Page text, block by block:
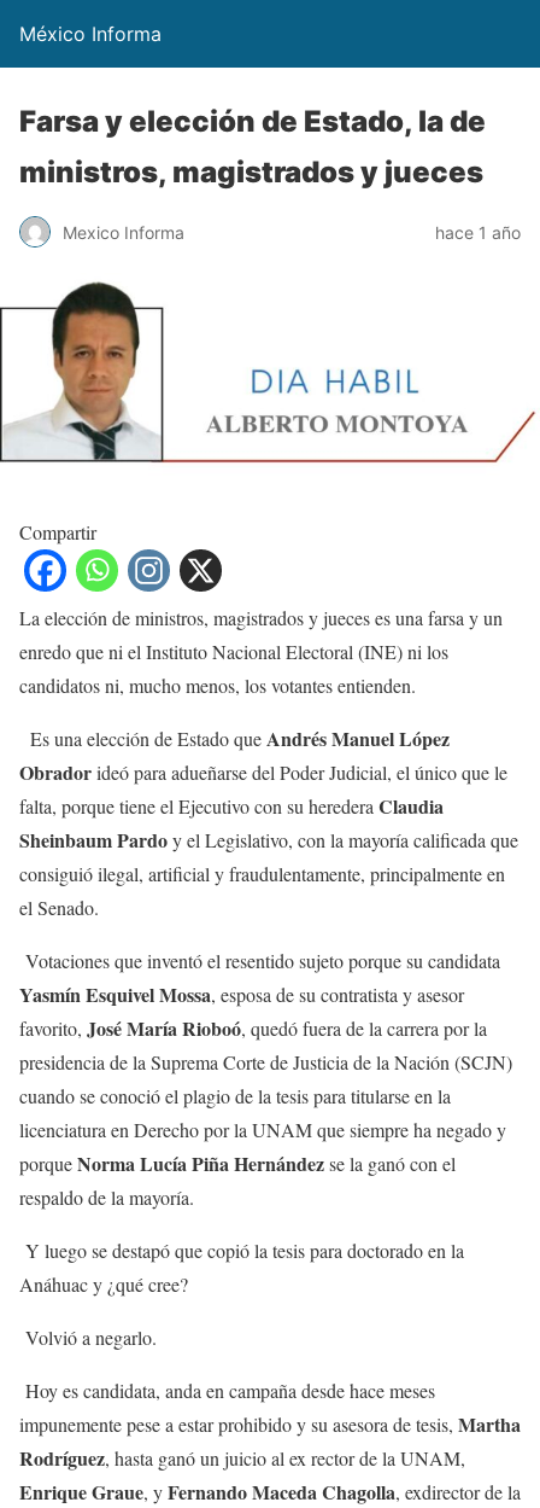
México Informa
Farsa y elección de Estado, la de
ministros, magistrados y jueces
Mexico Informa hace 1 año
Compartir
La elección de ministros, magistrados y jueces es una farsa y un
enredo que ni el Instituto Nacional Electoral (INE) ni los
candidatos ni, mucho menos, los votantes entienden.
Es una elección de Estado queAndrés Manuel López
Obradorideó para adueñarse del Poder Judicial, el único que le
falta, porque tiene el Ejecutivo con su heredera Claudia
Sheinbaum Pardoy el Legislativo, con la mayoría calificada que
consiguió ilegal, artificial y fraudulentamente, principalmente en
el Senado.
Votaciones que inventó el resentido sujeto porque su candidata
Yasmín Esquivel Mossa, esposa de su contratista y asesor
favorito, José María Rioboó, quedó fuera de la carrera por la
presidencia de la Suprema Corte de Justicia de la Nación (SCJN)
cuando se conoció el plagio de la tesis para titularse en la
licenciatura en Derecho por la UNAM que siempre ha negado y
porqueNorma Lucía PiñaHernándezse la ganó con el
respaldo de la mayoría.
Y luego se destapó que copió la tesis para doctorado en la
Anáhuac y ¿qué cree?
Volvió a negarlo.
Hoy es candidata, anda en campaña desde hace meses
impunemente pese a estar prohibido y su asesora de tesis, Martha
Rodríguez, hasta ganó un juicio al ex rector de la UNAM,
Enrique Graue, yFernando Maceda Chagolla, exdirector de la